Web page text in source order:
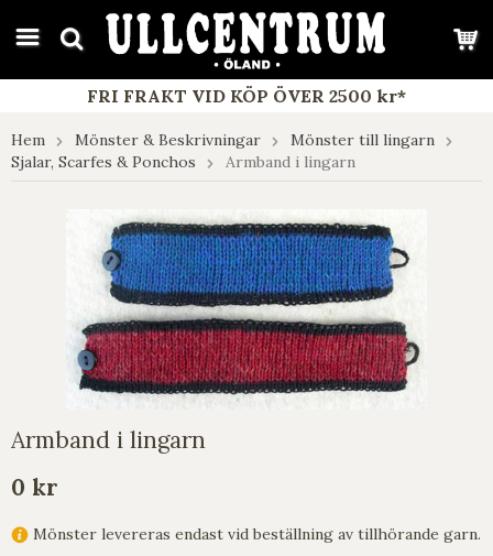
google-site-verification: google7e4b1026db5d9f32.html
FRI FRAKT VID KÖP ÖVER 2500 kr*
Hem Mönster & Beskrivningar
Mönster till lingarn
Sjalar, Scarfes & Ponchos
Armband i lingarn
Armband i lingarn
0 kr
Mönster levereras endast vid beställning av tillhörande garn.